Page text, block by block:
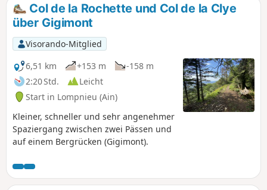
Col de la Rochette und Col de la Clye
über Gigimont
Visorando-Mitglied
6,51 km
+153 m
-158 m
2:20 Std.
Leicht
Start in Lompnieu (Ain)
Kleiner, schneller und sehr angenehmer
Spaziergang zwischen zwei Pässen und
auf einem Bergrücken (Gigimont).